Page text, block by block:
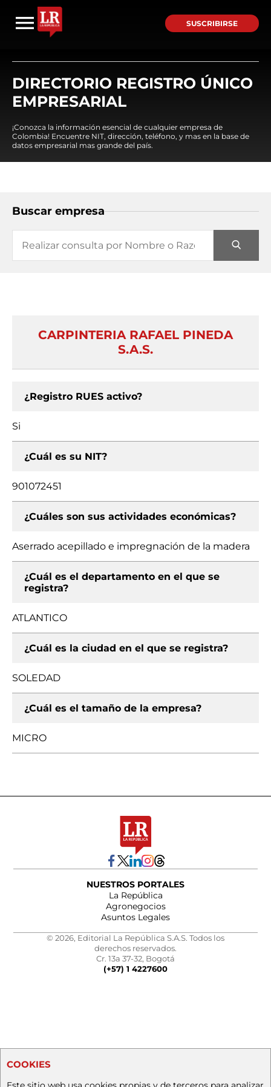
SUSCRIBIRSE
DIRECTORIO REGISTRO ÚNICO
EMPRESARIAL
¡Conozca la información esencial de cualquier empresa de
Colombia! Encuentre NIT, dirección, teléfono, y mas en la base de
datos empresarial mas grande del país.
Buscar empresa
CARPINTERIA RAFAEL PINEDA
S.A.S.
¿Registro RUES activo?
Si
¿Cuál es su NIT?
901072451
¿Cuáles son sus actividades económicas?
Aserrado acepillado e impregnación de la madera
¿Cuál es el departamento en el que se
registra?
ATLANTICO
¿Cuál es la ciudad en el que se registra?
SOLEDAD
¿Cuál es el tamaño de la empresa?
MICRO
NUESTROS PORTALES
La República
Agronegocios
Asuntos Legales
© 2026, Editorial La República S.A.S. Todos los
derechos reservados.
Cr. 13a 37-32, Bogotá
(+57) 1 4227600
COOKIES